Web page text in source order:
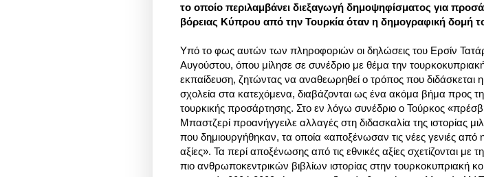
το οποίο περιλαμβάνει διεξαγωγή δημοψηφίσματος για
βόρειας Κύπρου από την Τουρκία όταν η δημογραφική δομή
Υπό το φως αυτών των πληροφοριών οι δηλώσεις του Ερσίν
Αυγούστου, όπου μίλησε σε συνέδριο με θέμα την τουρκοκυπριακή
εκπαίδευση, ζητώντας να αναθεωρηθεί ο τρόπος που διδάσκεται η
σχολεία στα κατεχόμενα, διαβάζονται ως ένα ακόμα βήμα προς
τουρκικής προσάρτησης. Στο εν λόγω συνέδριο ο Τούρκος
Μπαστζερί προανήγγειλε αλλαγές στη διδασκαλία της ιστορίας
που δημιουργήθηκαν, τα οποία «αποξένωσαν τις νέες γενιές από
αξίες». Τα περί αποξένωσης από τις εθνικές αξίες σχετίζονται με
πιο ανθρωποκεντρικών βιβλίων ιστορίας στην τουρκοκυπριακή